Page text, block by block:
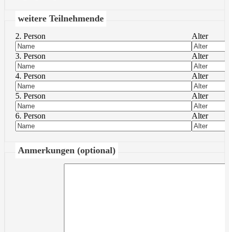
weitere Teilnehmende
2. Person Alter
3. Person Alter
4. Person Alter
5. Person Alter
6. Person Alter
Anmerkungen (optional)